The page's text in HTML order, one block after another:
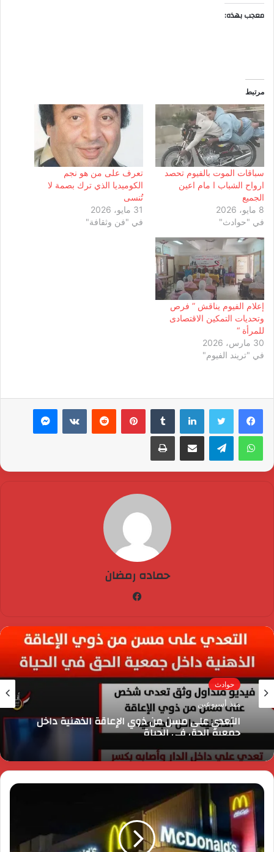
معجب بهذه:
مرتبط
سباقات الموت بالفيوم تحصد
ارواح الشباب ا مام اعين
الجميع
8 مايو، 2026
في "حوادث"
تعرف على من هو نجم
الكوميديا الذي ترك بصمة لا
تُنسى
31 مايو، 2026
في "فن وثقافة"
إعلام الفيوم يناقش ” فرص
وتحديات التمكين الاقتصادى
للمرأة “
30 مارس، 2026
في "تريند الفيوم"
لينكدإن بينتيريست ماسنجر
واتساب تيلقرام مشاركة عبر البريد طباعة
حماده رمضان
حوادث
منذ أسبوعين
التعدي على مسن من ذوي الإعاقة الذهنية داخل
جمعية الحق في الحياة